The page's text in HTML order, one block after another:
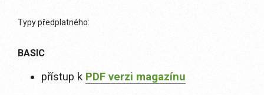
Typy předplatného:
BASIC
přístup k PDF verzi magazínu